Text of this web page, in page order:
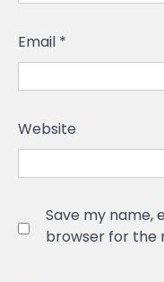
Email *
Website
Save my name,
browser for the